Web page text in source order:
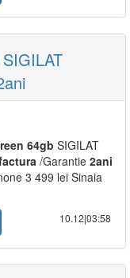
64gb SIGILAT
/Garantie 2ani
3 499 lei Sinaia
10.12|03:58